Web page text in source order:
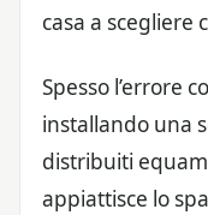
casa a scegliere
Spesso l’errore
installando una
distribuiti
appiattisce lo